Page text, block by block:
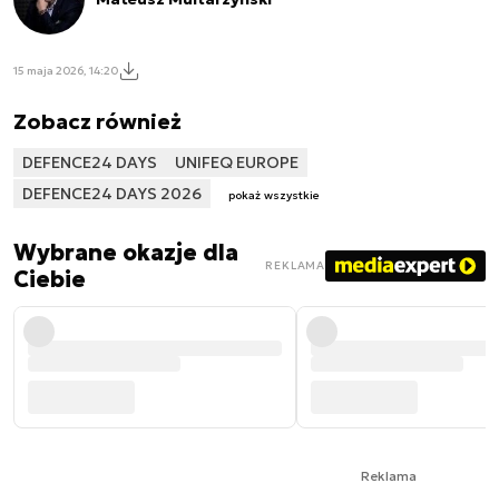
15 maja 2026, 14:20
Zobacz również
DEFENCE24 DAYS
UNIFEQ EUROPE
DEFENCE24 DAYS 2026
pokaż wszystkie
Wybrane okazje dla
Ciebie
REKLAMA
Reklama